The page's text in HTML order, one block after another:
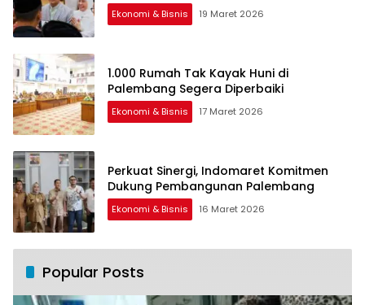
Ekonomi & Bisnis 19 Maret 2026
1.000 Rumah Tak Kayak Huni di
Palembang Segera Diperbaiki
Ekonomi & Bisnis 17 Maret 2026
Perkuat Sinergi, Indomaret Komitmen
Dukung Pembangunan Palembang
Ekonomi & Bisnis 16 Maret 2026
Popular Posts